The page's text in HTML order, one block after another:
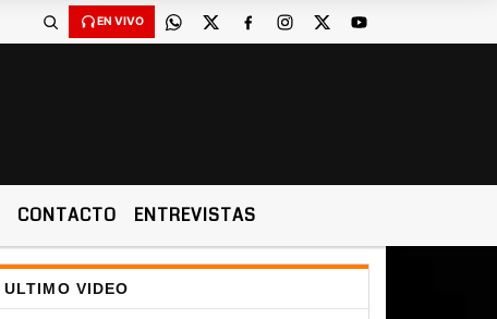
EN VIVO
CONTACTO ENTREVISTAS
ULTIMO VIDEO